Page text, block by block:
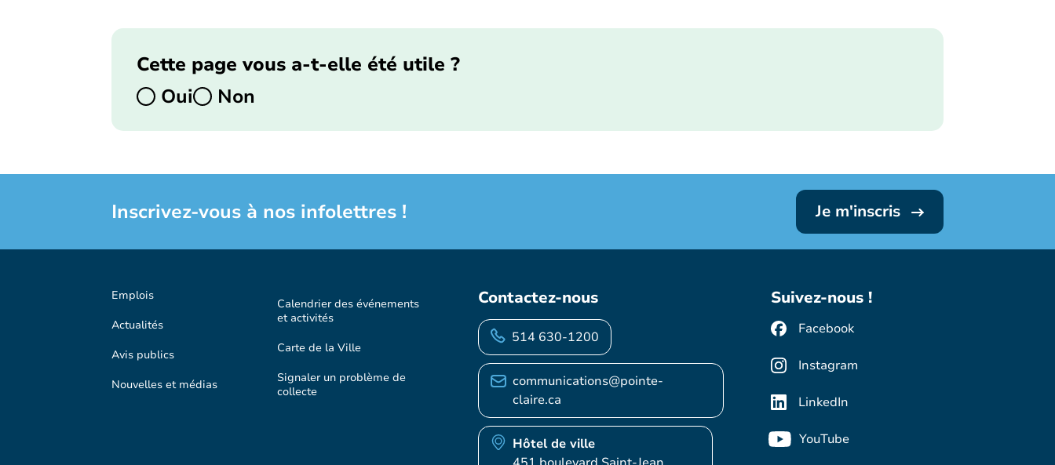
Cette page vous a-t-elle été utile ?
Oui
Non
Inscrivez-vous à nos infolettres ! Je m'inscris
Emplois
Actualités
Avis publics
Nouvelles et médias
Calendrier des événements
et activités
Carte de la Ville
Signaler un problème de
collecte
Contactez-nous
514 630-1200
communications@pointe-
claire.ca
Hôtel de ville
Suivez-nous !
Facebook
Instagram
LinkedIn
YouTube